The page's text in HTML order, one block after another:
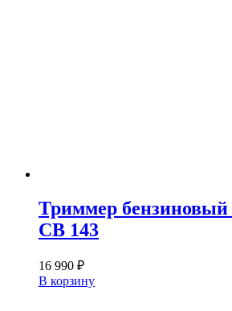
Триммер
CB 143
16 990 ₽
В корзину